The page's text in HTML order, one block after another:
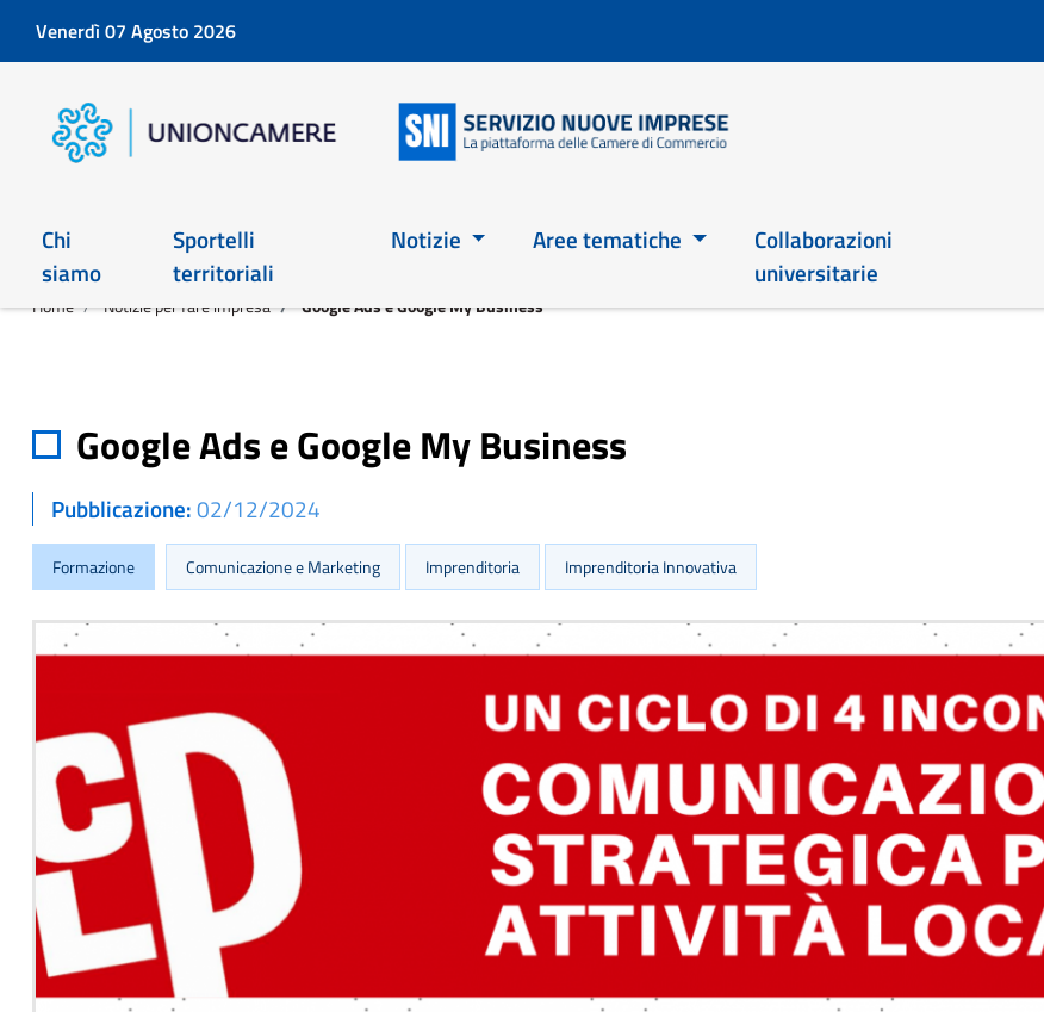
Venerdì 07 Agosto 2026
Main 2026
Chi
siamo
Sportelli
territoriali
Notizie Aree tematiche
Collaborazioni
universitarie
Home Notizie per fare impresa Google Ads e Google My Business
Google Ads e Google My Business
Pubblicazione 02/12/2024
Formazione Comunicazione e Marketing Imprenditoria Imprenditoria Innovativa